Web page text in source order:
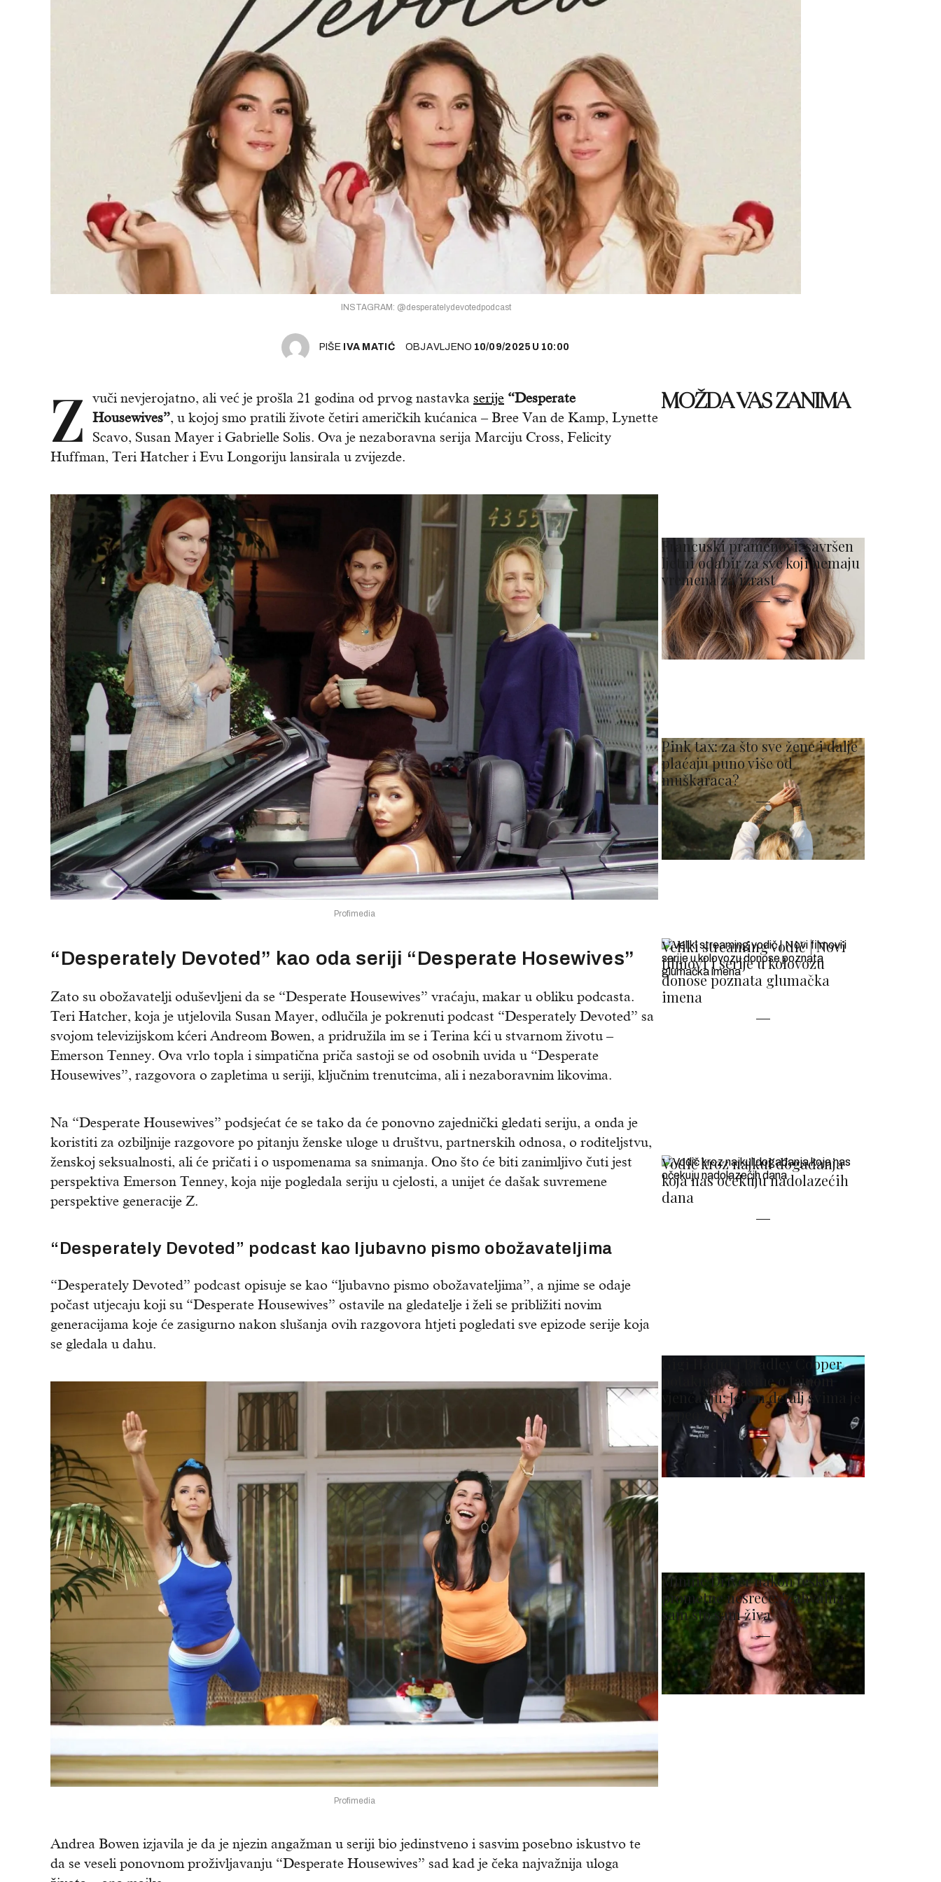
INSTAGRAM: @desperatelydevotedpodcast
PIŠE IVA MATIĆ OBJAVLJENO 10/09/2025 U 10:00
Z vuči nevjerojatno, ali već je prošla 21 godina od prvog nastavka serije “Desperate
Housewives”, u kojoj smo pratili živote četiri američkih kućanica – Bree Van de Kamp, Lynette
Scavo, Susan Mayer i Gabrielle Solis. Ova je nezaboravna serija Marciju Cross, Felicity
Huffman, Teri Hatcher i Evu Longoriju lansirala u zvijezde.
Profimedia
“Desperately Devoted” kao oda seriji “Desperate Hosewives”
Zato su obožavatelji oduševljeni da se “Desperate Housewives” vraćaju, makar u obliku podcasta.
Teri Hatcher, koja je utjelovila Susan Mayer, odlučila je pokrenuti podcast “Desperately Devoted” sa
svojom televizijskom kćeri Andreom Bowen, a pridružila im se i Terina kći u stvarnom životu –
Emerson Tenney. Ova vrlo topla i simpatična priča sastoji se od osobnih uvida u “Desperate
Housewives”, razgovora o zapletima u seriji, ključnim trenutcima, ali i nezaboravnim likovima.
Na “Desperate Housewives” podsjećat će se tako da će ponovno zajednički gledati seriju, a onda je
koristiti za ozbiljnije razgovore po pitanju ženske uloge u društvu, partnerskih odnosa, o roditeljstvu,
ženskoj seksualnosti, ali će pričati i o uspomenama sa snimanja. Ono što će biti zanimljivo čuti jest
perspektiva Emerson Tenney, koja nije pogledala seriju u cjelosti, a unijet će dašak suvremene
perspektive generacije Z.
“Desperately Devoted” podcast kao ljubavno pismo obožavateljima
“Desperately Devoted” podcast opisuje se kao “ljubavno pismo obožavateljima”, a njime se odaje
počast utjecaju koji su “Desperate Housewives” ostavile na gledatelje i želi se približiti novim
generacijama koje će zasigurno nakon slušanja ovih razgovora htjeti pogledati sve epizode serije koja
se gledala u dahu.
Profimedia
Andrea Bowen izjavila je da je njezin angažman u seriji bio jedinstveno i sasvim posebno iskustvo te
da se veseli ponovnom proživljavanju “Desperate Housewives” sad kad je čeka najvažnija uloga
MOŽDA VAS ZANIMA
Francuski pramenovi: savršen
ljetni odabir za sve koji nemaju
vremena za izrast
Pink tax: za što sve žene i dalje
plaćaju puno više od
muškaraca?
Veliki streaming vodič | Novi
filmovi i serije u kolovozu
donose poznata glumačka
imena
Vodič kroz najkul događanja
koja nas očekuju nadolazećih
dana
Gigi Hadid i Bradley Cooper
potaknuli glasine o tajnom
vjenčanju: Jedan detalj svima je
zapeo za oko
Minnie Driver nakon teške
prometne nesreće: 'Zahvalna
sam što sam živa'